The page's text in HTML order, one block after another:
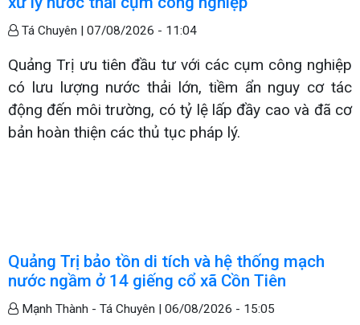
Tá Chuyên | 07/08/2026 - 11:04
Quảng Trị ưu tiên đầu tư với các cụm công nghiệp
có lưu lượng nước thải lớn, tiềm ẩn nguy cơ tác
động đến môi trường, có tỷ lệ lấp đầy cao và đã cơ
bản hoàn thiện các thủ tục pháp lý.
Quảng Trị bảo tồn di tích và hệ thống mạch
nước ngầm ở 14 giếng cổ xã Cồn Tiên
Mạnh Thành - Tá Chuyên | 06/08/2026 - 15:05